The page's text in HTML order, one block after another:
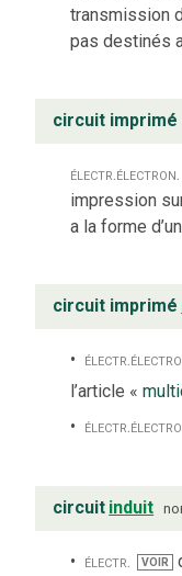
transmission
pas destinés
circuit imprimé
électr.électron.
impression
a la forme
circuit imprimé
électr.
l’article «
électr.
circuit induit
électr. VOIR